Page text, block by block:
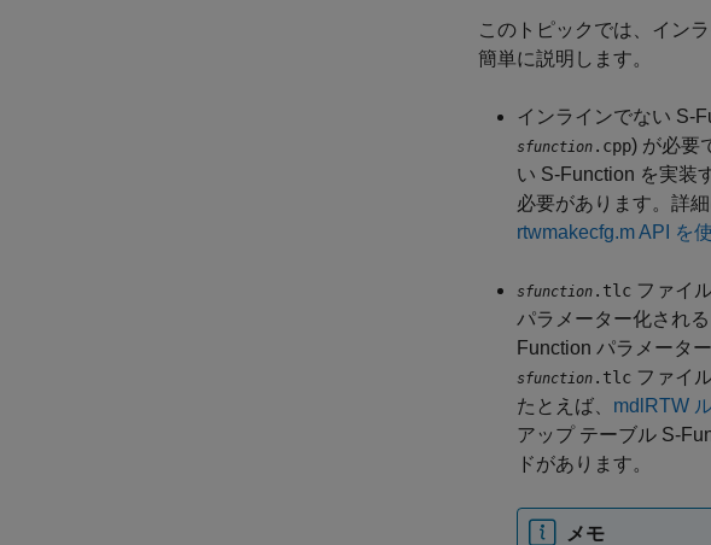
このトピックでは、イン
簡単に説明します。
インラインでない S-
sfunction .cpp) が必要
い S-Function を実装
必要があります。詳細
rtwmakecfg.m API を
sfunction .tlc ファイ
パラメーター化され
Function パラメータ
sfunction .tlc ファイ
たとえば、 mdlRTW
アップ テーブル S-
ドがあります。
メモ